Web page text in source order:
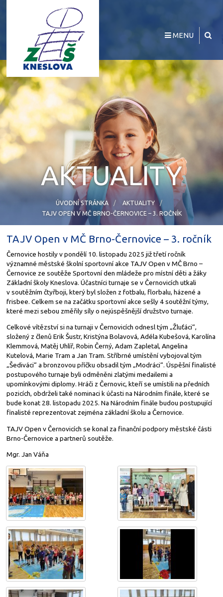
MENU
AKTUALITY
ÚVODNÍ STRÁNKA
AKTUALITY
TAJV OPEN V MČ BRNO-ČERNOVICE – 3. ROČNÍK
TAJV Open v MČ Brno-Černovice – 3. ročník
Černovice hostily v pondělí 10. listopadu 2025 již třetí ročník
významné městské školní sportovní akce TAJV Open v MČ Brno –
Černovice ze soutěže Sportovní den mládeže pro místní děti a žáky
Základní školy Kneslova. Účastníci turnaje se v Černovicích utkali
v soutěžním čtyřboji, který byl složen z fotbalu, florbalu, házené a
frisbee. Celkem se na začátku sportovní akce sešly 4 soutěžní týmy,
které mezi sebou změřily síly o nejúspěšnější družstvo turnaje.
Celkové vítězství si na turnaji v Černovicích odnesl tým „Žluťáci“,
složený z členů Erik Šustr, Kristýna Bolavová, Adéla Kubešová, Karolína
Klemmová, Matěj Uhlíř, Robin Černý, Adam Zapletal, Angelina
Kutelová, Marie Tram a Jan Tram. Stříbrné umístění vybojoval tým
„Šediváci“ a bronzovou příčku obsadil tým „Modráci“. Úspěšní finalisté
postupového turnaje byli odměněni zlatými medailemi a
upomínkovými diplomy. Hráči z Černovic, kteří se umístili na předních
pozicích, obdrželi také nominaci k účasti na Národním finále, které se
bude konat 28. listopadu 2025. Na Národním finále budou postupující
finalisté reprezentovat zejména základní školu a Černovice.
TAJV Open v Černovicích se konal za finanční podpory městské části
Brno-Černovice a partnerů soutěže.
Mgr. Jan Váňa